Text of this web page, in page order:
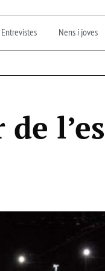
Entrevistes Nens i joves
de